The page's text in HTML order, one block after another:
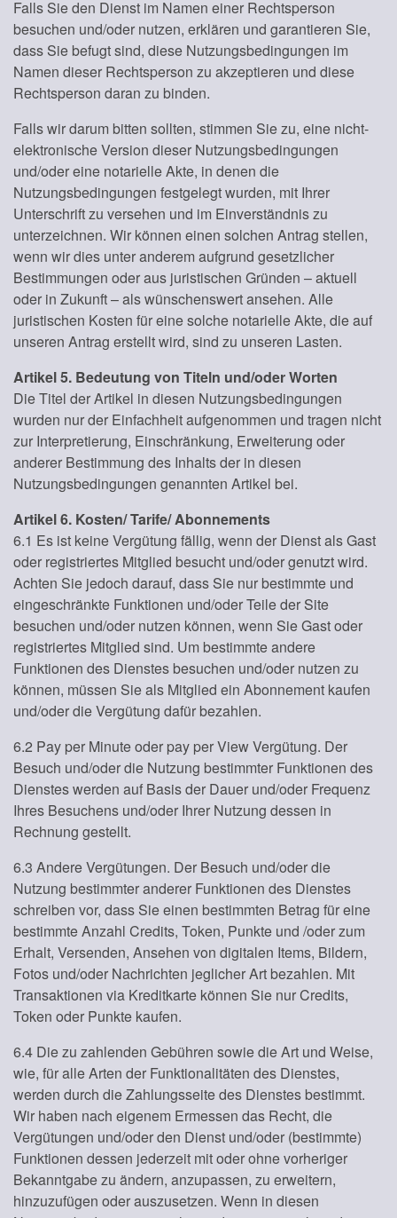
Falls Sie den Dienst im Namen einer Rechtsperson
besuchen und/oder nutzen, erklären und garantieren Sie,
dass Sie befugt sind, diese Nutzungsbedingungen im
Namen dieser Rechtsperson zu akzeptieren und diese
Rechtsperson daran zu binden.
Falls wir darum bitten sollten, stimmen Sie zu, eine nicht-
elektronische Version dieser Nutzungsbedingungen
und/oder eine notarielle Akte, in denen die
Nutzungsbedingungen festgelegt wurden, mit Ihrer
Unterschrift zu versehen und im Einverständnis zu
unterzeichnen. Wir können einen solchen Antrag stellen,
wenn wir dies unter anderem aufgrund gesetzlicher
Bestimmungen oder aus juristischen Gründen – aktuell
oder in Zukunft – als wünschenswert ansehen. Alle
juristischen Kosten für eine solche notarielle Akte, die auf
unseren Antrag erstellt wird, sind zu unseren Lasten.
Artikel 5. Bedeutung von Titeln und/oder Worten
Die Titel der Artikel in diesen Nutzungsbedingungen
wurden nur der Einfachheit aufgenommen und tragen nicht
zur Interpretierung, Einschränkung, Erweiterung oder
anderer Bestimmung des Inhalts der in diesen
Nutzungsbedingungen genannten Artikel bei.
Artikel 6. Kosten/ Tarife/ Abonnements
6.1 Es ist keine Vergütung fällig, wenn der Dienst als Gast
oder registriertes Mitglied besucht und/oder genutzt wird.
Achten Sie jedoch darauf, dass Sie nur bestimmte und
eingeschränkte Funktionen und/oder Teile der Site
besuchen und/oder nutzen können, wenn Sie Gast oder
registriertes Mitglied sind. Um bestimmte andere
Funktionen des Dienstes besuchen und/oder nutzen zu
können, müssen Sie als Mitglied ein Abonnement kaufen
und/oder die Vergütung dafür bezahlen.
6.2 Pay per Minute oder pay per View Vergütung. Der
Besuch und/oder die Nutzung bestimmter Funktionen des
Dienstes werden auf Basis der Dauer und/oder Frequenz
Ihres Besuchens und/oder Ihrer Nutzung dessen in
Rechnung gestellt.
6.3 Andere Vergütungen. Der Besuch und/oder die
Nutzung bestimmter anderer Funktionen des Dienstes
schreiben vor, dass Sie einen bestimmten Betrag für eine
bestimmte Anzahl Credits, Token, Punkte und /oder zum
Erhalt, Versenden, Ansehen von digitalen Items, Bildern,
Fotos und/oder Nachrichten jeglicher Art bezahlen. Mit
Transaktionen via Kreditkarte können Sie nur Credits,
Token oder Punkte kaufen.
6.4 Die zu zahlenden Gebühren sowie die Art und Weise,
wie, für alle Arten der Funktionalitäten des Dienstes,
werden durch die Zahlungsseite des Dienstes bestimmt.
Wir haben nach eigenem Ermessen das Recht, die
Vergütungen und/oder den Dienst und/oder (bestimmte)
Funktionen dessen jederzeit mit oder ohne vorheriger
Bekanntgabe zu ändern, anzupassen, zu erweitern,
hinzuzufügen oder auszusetzen. Wenn in diesen